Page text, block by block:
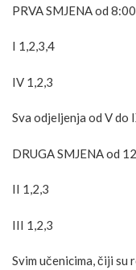
PRVA SMJENA od
I 1,2,3,4
IV 1,2,3
Sva odjeljenja od V do
DRUGA SMJENA od
II 1,2,3
III 1,2,3
Svim učenicima, čiji